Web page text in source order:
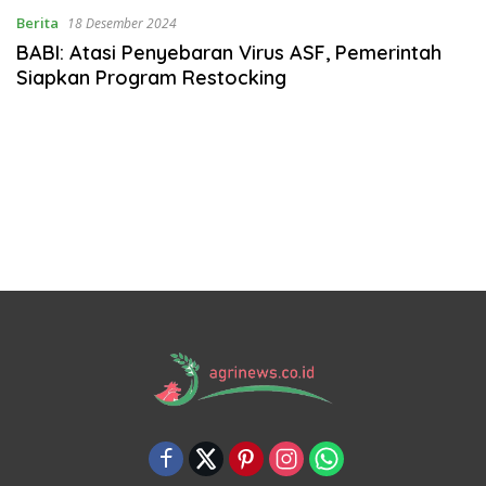
Berita 18 Desember 2024
BABI: Atasi Penyebaran Virus ASF, Pemerintah
Siapkan Program Restocking